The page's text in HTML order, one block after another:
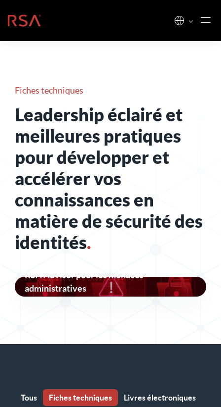
Accueil
Fiches techniques
Leadership éclairé et
meilleures pratiques
pour développer et
accélérer vos
connaissances en
matière de sécurité des
identités.
RSA Advisor pour les menaces
administratives
Tous Fiches techniques Livres électroniques